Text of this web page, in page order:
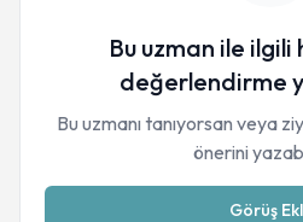
Bu uzman ile
değerlendirme
Bu uzmanı tanıyorsan veya
önerini
Görüş